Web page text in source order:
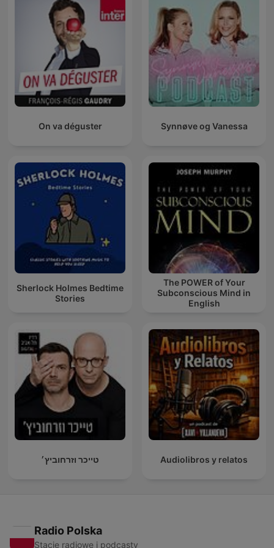
On va déguster Synnøve og Vanessa
Sherlock Holmes Bedtime
Stories
The POWER of Your
Subconscious Mind in
English
טייכר וזרחוביץ׳ Audiolibros y relatos
Radio Polska
Stacje radiowe i podcasty